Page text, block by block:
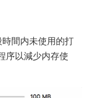
間内未使用的打
序以減少内存使